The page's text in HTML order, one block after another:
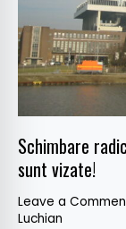
Schimbare
sunt vizate!
Leave a
Luchian